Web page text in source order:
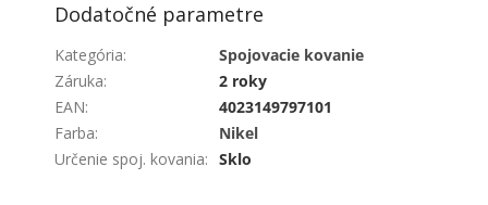
Dodatočné parametre
Kategória:
Spojovacie kovanie
Záruka:
2 roky
EAN:
4023149797101
Farba:
Nikel
Určenie spoj. kovania: Sklo